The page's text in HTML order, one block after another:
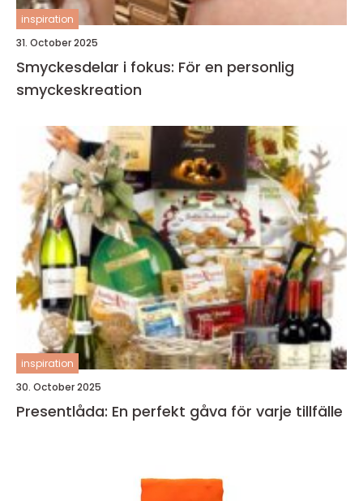
inspiration
31. October 2025
Smyckesdelar i fokus: För en personlig
smyckeskreation
inspiration
30. October 2025
Presentlåda: En perfekt gåva för varje tillfälle